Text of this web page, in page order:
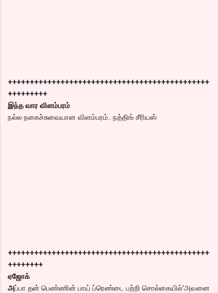
++++++++++++++++++++++++++++++++++++++++++++++
+++++++++
இந்த வார விளம்பரம்
நல்ல நகைச்சுவையான விளம்பரம்.. நத்திங் சீரியஸ்
++++++++++++++++++++++++++++++++++++++++++++++
++++++++
ஏஜோக்
அப்பா தன் பெண்ணின் பாய் ப்ரெண்டை பற்றி சொல்கையில்’அவனை